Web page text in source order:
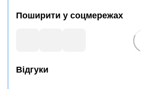
Поширити у соцмережах
Відгуки